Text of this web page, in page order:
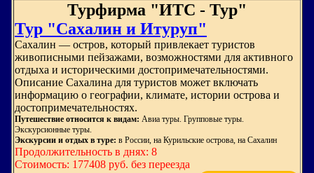
Турфирма "ИТС - Тур"
Тур "Сахалин и Итуруп"
Сахалин — остров, который привлекает туристов
живописными пейзажами, возможностями для активного
отдыха и историческими достопримечательностями.
Описание Сахалина для туристов может включать
информацию о географии, климате, истории острова и
достопримечательностях.
Путешествие относится к видам: Авиа туры. Групповые туры.
Экскурсионные туры.
Экскурсии и отдых в туре: в России, на Курильские острова, на Сахалин
Продолжительность в днях: 8
Стоимость: 177408 руб. без переезда